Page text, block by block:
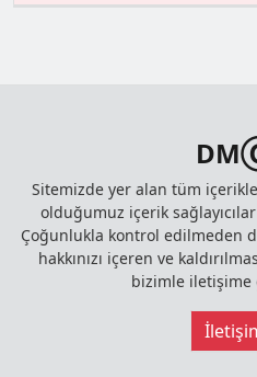
Sitemizde yer alan tüm
olduğumuz içerik
Çoğunlukla kontrol edilmeden
hakkınızı içeren ve
bizimle iletişime